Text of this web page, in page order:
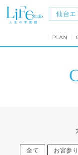
仙台エ
PLAN
全て お宮参り